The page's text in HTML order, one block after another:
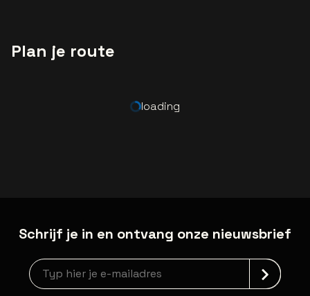
Plan je route
loading
Schrijf je in en ontvang onze nieuwsbrief
Nieuwsbrief aanmelding